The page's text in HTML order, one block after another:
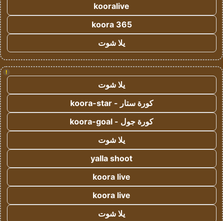
kooralive
koora 365
يلا شوت
!
يلا شوت
كورة ستار - koora-star
كورة جول - koora-goal
يلا شوت
yalla shoot
koora live
koora live
يلا شوت